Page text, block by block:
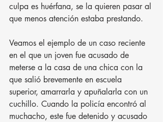
culpa es huérfana, se la quieren pasar al
que menos atención estaba prestando.
Veamos el ejemplo de un caso reciente
en el que un joven fue acusado de
meterse a la casa de una chica con la
que salió brevemente en escuela
superior, amarrarla y apuñalarla con un
cuchillo. Cuando la policía encontró al
muchacho, este fue detenido y acusado